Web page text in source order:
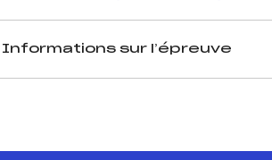
Informations sur l’épreuve
: